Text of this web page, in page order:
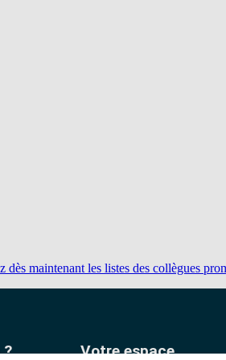
dès maintenant les listes des collègues
? Votre espace